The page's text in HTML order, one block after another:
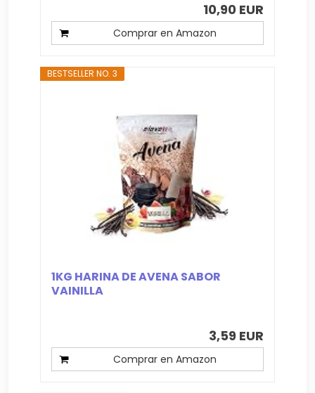
10,90 EUR
Comprar en Amazon
BESTSELLER NO. 3
1KG HARINA DE AVENA SABOR
VAINILLA
3,59 EUR
Comprar en Amazon